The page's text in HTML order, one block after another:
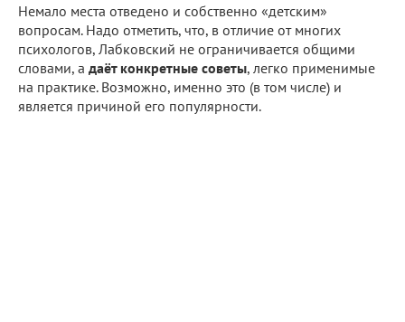
Немало места отведено и собственно «детским»
вопросам. Надо отметить, что, в отличие от многих
психологов, Лабковский не ограничивается общими
словами, а даёт конкретные советы, легко применимые
на практике. Возможно, именно это (в том числе) и
является причиной его популярности.